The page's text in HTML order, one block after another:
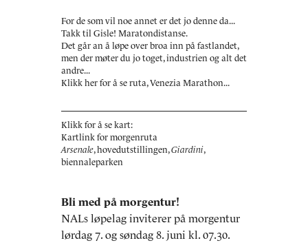
For de som vil noe annet er det jo denne da...
Takk til Gisle! Maratondistanse.
Det går an å løpe over broa inn på fastlandet,
men der møter du jo toget, industrien og alt det
andre...
Klikk her for å se ruta, Venezia Marathon...
Klikk for å se kart:
Kartlink for morgenruta
Arsenale, hovedutstillingen,Giardini,
biennaleparken
Bli med på morgentur!
NALs løpelag inviterer på morgentur
lørdag 7. og søndag 8. juni kl. 07.30.